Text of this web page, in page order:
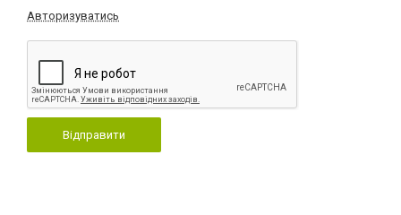
Авторизуватись
Відправити